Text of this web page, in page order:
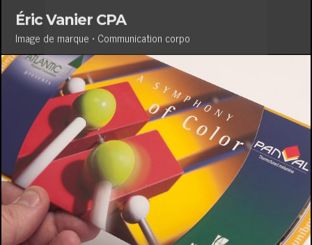
Éric Vanier CPA
Image de marque • Communication corpo